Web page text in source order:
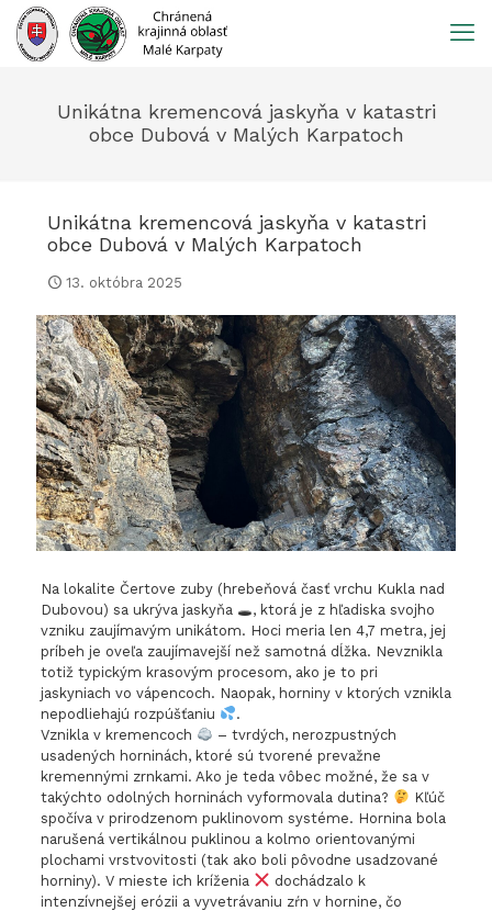
Prejsť
obsah
Unikátna kremencová jaskyňa v katastri
obce Dubová v Malých Karpatoch
Unikátna kremencová jaskyňa v katastri
obce Dubová v Malých Karpatoch
13. októbra 2025
Na lokalite Čertove zuby (hrebeňová časť vrchu Kukla nad
Dubovou) sa ukrýva jaskyňa 🕳, ktorá je z hľadiska svojho
vzniku zaujímavým unikátom. Hoci meria len 4,7 metra, jej
príbeh je oveľa zaujímavejší než samotná dĺžka. Nevznikla
totiž typickým krasovým procesom, ako je to pri
jaskyniach vo vápencoch. Naopak, horniny v ktorých vznikla
nepodliehajú rozpúšťaniu
.
Vznikla v kremencoch
– tvrdých, nerozpustných
usadených horninách, ktoré sú tvorené prevažne
kremennými zrnkami. Ako je teda vôbec možné, že sa v
takýchto odolných horninách vyformovala dutina?
Kľúč
spočíva v prirodzenom puklinovom systéme. Hornina bola
narušená vertikálnou puklinou a kolmo orientovanými
plochami vrstvovitosti (tak ako boli pôvodne usadzované
horniny). V mieste ich kríženia
dochádzalo k
intenzívnejšej erózii a vyvetrávaniu zŕn v hornine, čo